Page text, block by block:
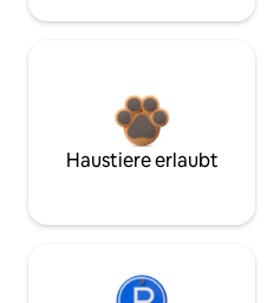
Haustiere erlaubt